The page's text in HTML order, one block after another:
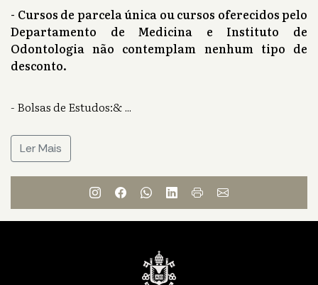
- Cursos de parcela única ou cursos oferecidos pelo
Departamento de Medicina e Instituto de
Odontologia não contemplam nenhum tipo de
desconto.
- Bolsas de Estudos:&...
Ler Mais